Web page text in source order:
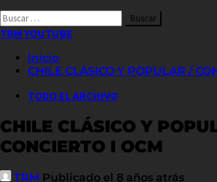
Buscar
por:
TRM YOUTUBE
Inicio
CHILE CLÁSICO Y POPULAR /
TODO EL ARCHIVO
CHILE CLÁSICO Y
CONCIERTO I OCM
TRM Publicado el 8 años atrás